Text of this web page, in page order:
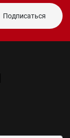
Подписаться